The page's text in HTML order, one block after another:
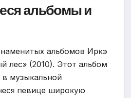
альбомы и
альбомов Иркэ
лес» (2010). Этот альбом
музыкальной
певице широкую